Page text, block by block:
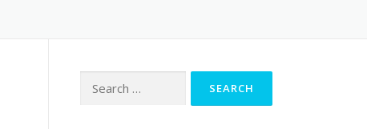
for: